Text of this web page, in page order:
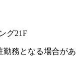
グ21F
務となる場合があ